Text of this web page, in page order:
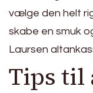
vælge den helt
skabe en smuk
Laursen
Tips til